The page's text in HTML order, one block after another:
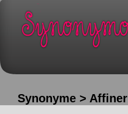
Synonyme > Affiner